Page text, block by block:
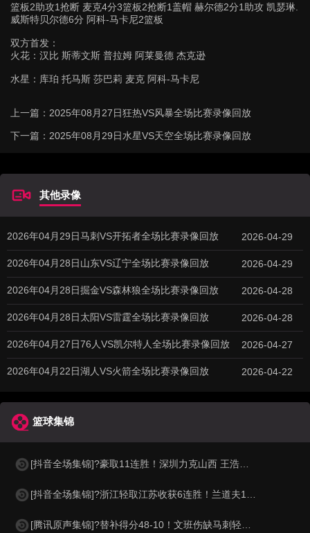
篮板2助攻1抢断 麦克4分3篮板2抢断1盖帽 赫尔德2分1助攻 凯瑟琳.
威斯特贝尔德6分 阿科-马卡尼2篮板
双方首发：
火花：汉比 斯蒂文斯 普拉姆 阿莱曼德 杰克逊
水星：库珀 托马斯 莎巴莉 麦克 阿科-马卡尼
上一篇： 2025年08月27日狂热VS风暴全场比赛录像回放
下一篇： 2025年08月29日水星VS天空全场比赛录像回放
其他录像
2026年04月29日马刺VS开拓者全场比赛录像回放 2026-04-29
2026年04月28日山东VS辽宁全场比赛录像回放 2026-04-29
2026年04月28日掘金VS森林狼全场比赛录像回放 2026-04-28
2026年04月28日太阳VS雷霆全场比赛录像回放 2026-04-28
2026年04月27日76人VS凯尔特人全场比赛录像回放 2026-04-27
2026年04月22日湖人VS火箭全场比赛录像回放 2026-04-22
篮球集锦
[抖音全场集锦]?豪取11连胜！深圳力克山西 王浩然33+5 马凯尔·约翰逊伤退
[抖音全场集锦]?浙江轻取江苏收获6连胜！兰道夫17分 亨特19+12+8 庞峥麟18+5
[腾讯原声集锦]?替补得分48-10！文班伤缺马刺轻取开拓者 福克斯25+5+7